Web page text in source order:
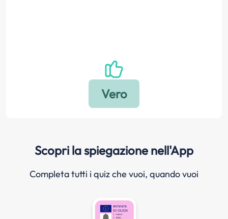
Scopri la spiegazione nell'App
Completa tutti i quiz che vuoi, quando vuoi